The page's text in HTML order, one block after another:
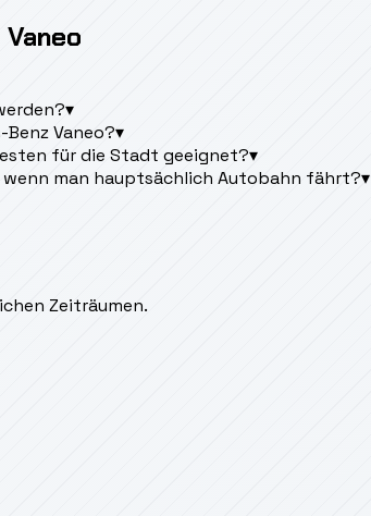
▾
Vaneo?▾
für die Stadt geeignet?▾
wenn man hauptsächlich Autobahn fährt?▾
Zeiträumen.